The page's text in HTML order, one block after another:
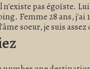
pas égoïste.
Femme 28 ans,
soeur, je suis assez